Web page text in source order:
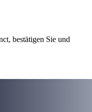
bestätigen Sie und